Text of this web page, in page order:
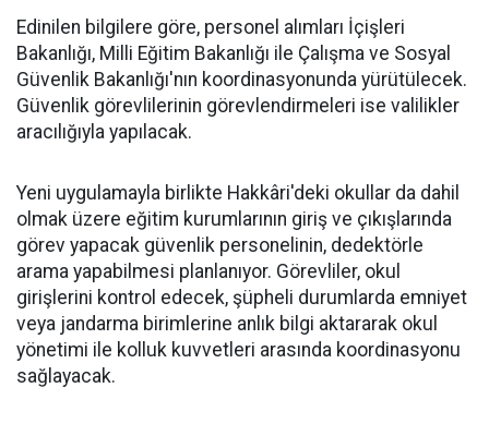
Edinilen bilgilere göre, personel alımları İçişleri
Bakanlığı, Milli Eğitim Bakanlığı ile Çalışma ve Sosyal
Güvenlik Bakanlığı'nın koordinasyonunda yürütülecek.
Güvenlik görevlilerinin görevlendirmeleri ise valilikler
aracılığıyla yapılacak.
Yeni uygulamayla birlikte Hakkâri'deki okullar da dahil
olmak üzere eğitim kurumlarının giriş ve çıkışlarında
görev yapacak güvenlik personelinin, dedektörle
arama yapabilmesi planlanıyor. Görevliler, okul
girişlerini kontrol edecek, şüpheli durumlarda emniyet
veya jandarma birimlerine anlık bilgi aktararak okul
yönetimi ile kolluk kuvvetleri arasında koordinasyonu
sağlayacak.